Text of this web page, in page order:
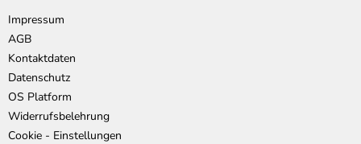
Impressum
AGB
Kontaktdaten
Datenschutz
OS Platform
Widerrufsbelehrung
Cookie - Einstellungen